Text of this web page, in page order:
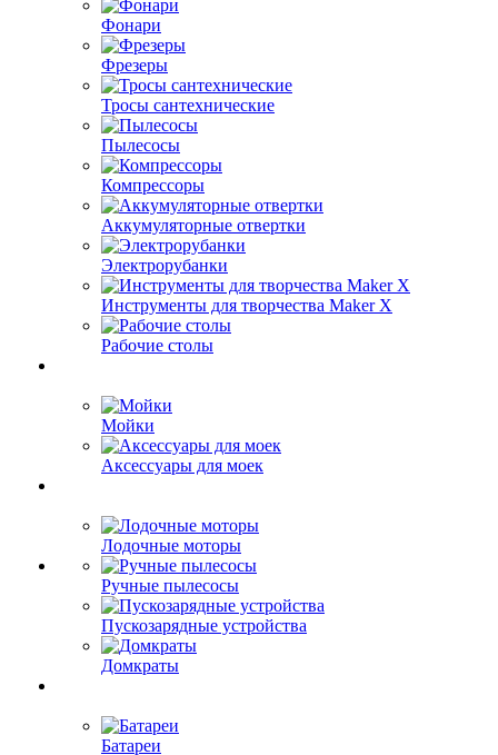
Фонари
Фрезеры
Тросы сантехнические
Пылесосы
Компрессоры
Аккумуляторные отвертки
Электрорубанки
Инструменты для творчества Maker X
Рабочие столы
Мойки
Аксессуары для моек
Лодочные моторы
Ручные пылесосы
Пускозарядные устройства
Домкраты
Батареи